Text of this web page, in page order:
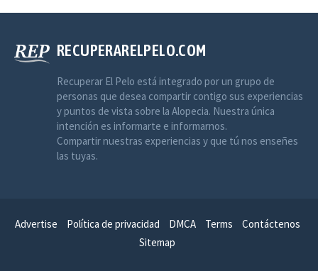
RECUPERARELPELO.COM
Recuperar El Pelo está integrado por un grupo de
personas que desea compartir contigo sus experiencias
y puntos de vista sobre la Alopecia. Nuestra única
intención es informarte e informarnos.
Compartir nuestras experiencias y que tú nos enseñes
las tuyas.
Advertise Política de privacidad DMCA Terms
Contáctenos
Sitemap